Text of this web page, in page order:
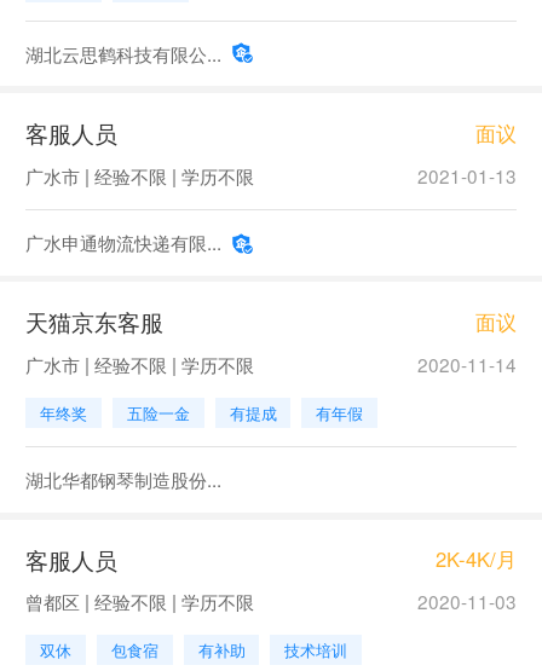
湖北云思鹤科技有限公...
客服人员 面议
广水市 | 经验不限 | 学历不限 2021-01-13
广水申通物流快递有限...
天猫京东客服 面议
广水市 | 经验不限 | 学历不限 2020-11-14
年终奖 五险一金 有提成 有年假
湖北华都钢琴制造股份...
客服人员 2K-4K/月
曾都区 | 经验不限 | 学历不限 2020-11-03
双休 包食宿 有补助 技术培训